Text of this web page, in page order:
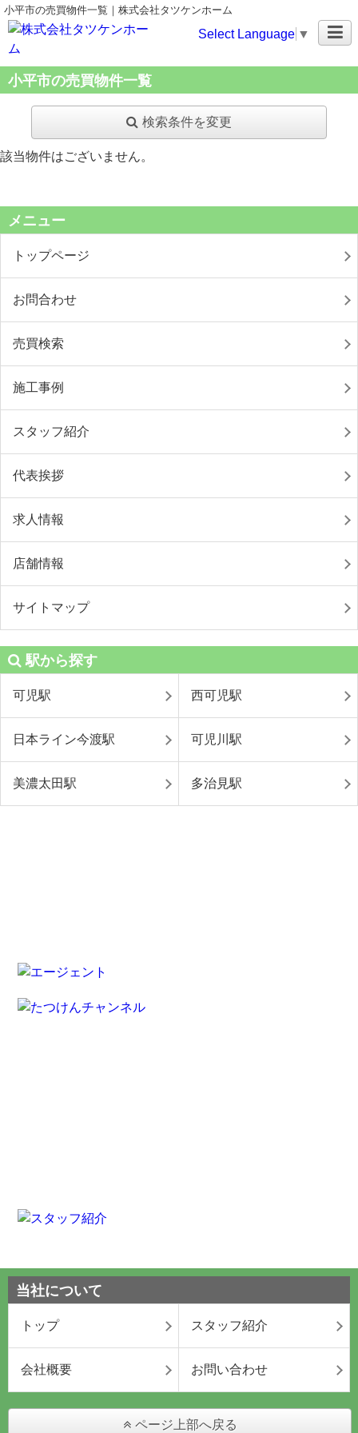
小平市の売買物件一覧｜株式会社タツケンホーム
Select Language ▼
小平市の売買物件一覧
検索条件を変更
該当物件はございません。
メニュー
トップページ
お問合わせ
売買検索
施工事例
スタッフ紹介
代表挨拶
求人情報
店舗情報
サイトマップ
駅から探す
可児駅 西可児駅
日本ライン今渡駅 可児川駅
美濃太田駅 多治見駅
当社について
トップ スタッフ紹介
会社概要 お問い合わせ
ページ上部へ戻る